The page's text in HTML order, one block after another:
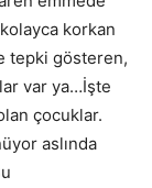
korkan
tepki gösteren,
var ya…İşte
çocuklar.
aslında